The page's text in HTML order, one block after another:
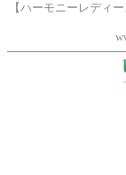
【ハーモニーレデ